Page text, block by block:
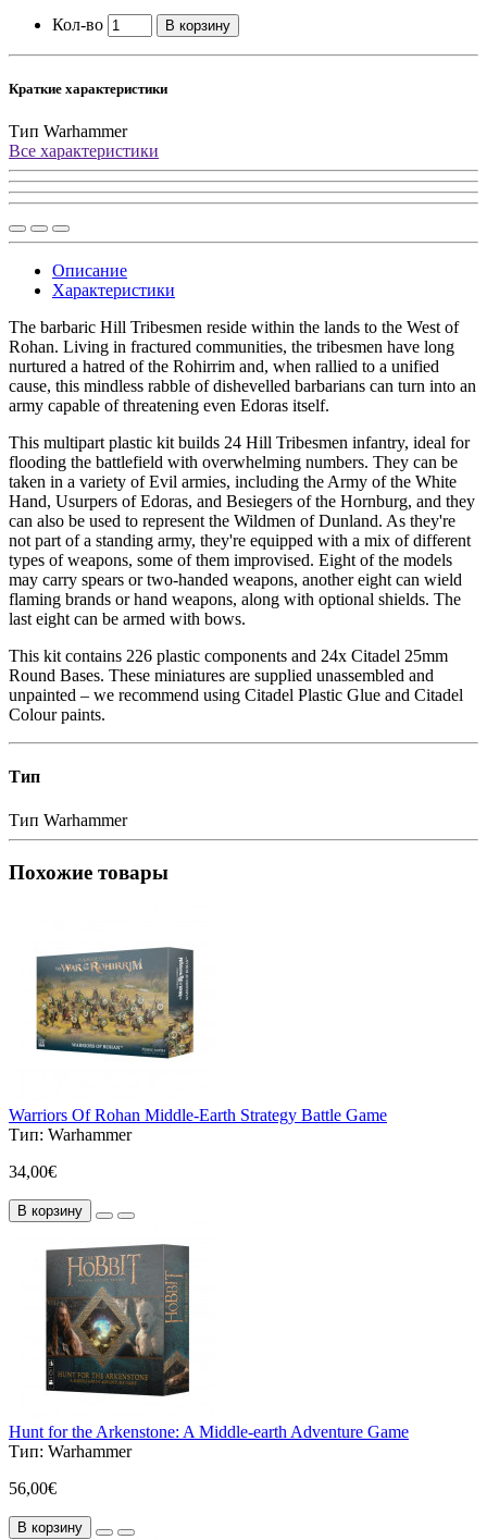
Кол-во В корзину
Краткие характеристики
Тип Warhammer
Все характеристики
Описание
Характеристики
The barbaric Hill Tribesmen reside within the lands to the West of
Rohan. Living in fractured communities, the tribesmen have long
nurtured a hatred of the Rohirrim and, when rallied to a unified
cause, this mindless rabble of dishevelled barbarians can turn into an
army capable of threatening even Edoras itself.
This multipart plastic kit builds 24 Hill Tribesmen infantry, ideal for
flooding the battlefield with overwhelming numbers. They can be
taken in a variety of Evil armies, including the Army of the White
Hand, Usurpers of Edoras, and Besiegers of the Hornburg, and they
can also be used to represent the Wildmen of Dunland. As they're
not part of a standing army, they're equipped with a mix of different
types of weapons, some of them improvised. Eight of the models
may carry spears or two-handed weapons, another eight can wield
flaming brands or hand weapons, along with optional shields. The
last eight can be armed with bows.
This kit contains 226 plastic components and 24x Citadel 25mm
Round Bases. These miniatures are supplied unassembled and
unpainted – we recommend using Citadel Plastic Glue and Citadel
Colour paints.
Тип
Тип Warhammer
Похожие товары
Warriors Of Rohan Middle-Earth Strategy Battle Game
Тип: Warhammer
34,00€
В корзину
Hunt for the Arkenstone: A Middle-earth Adventure Game
Тип: Warhammer
56,00€
В корзину